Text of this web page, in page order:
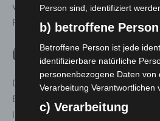
von über 138 Millionen Euro
Fahrzeuge, Baumaschinen und
Über das THW
Das THW ist die ehrenamtlich
Einsatzorganisation des Bundes.
leisten ihren Beitrag zum
Person sind, identifiziert
b) betroffene Person
Betroffene Person ist jede
identifizierbare natürliche
personenbezogene Daten von
Verarbeitung Verantwortlichen
c) Verarbeitung